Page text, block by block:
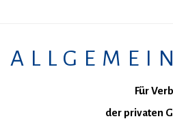
Für
der privaten